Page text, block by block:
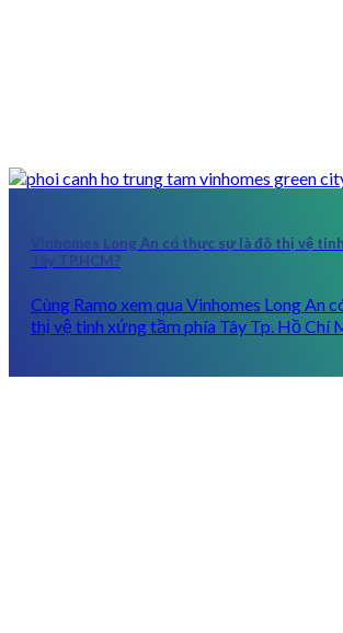
Vinhomes Long An có thực sự là đô thị vệ
Tây TP.HCM?
Cùng Ramo xem qua Vinhomes Long An
thị vệ tinh xứng tầm phía Tây Tp. Hồ Chí